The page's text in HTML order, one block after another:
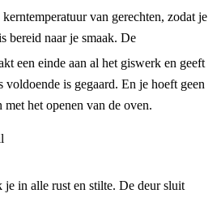
van gerechten, zodat je
bereid naar je smaak. De
een einde aan al het giswerk en geeft
is gegaard. En je hoeft geen
het openen van de oven.
in alle rust en stilte. De deur sluit